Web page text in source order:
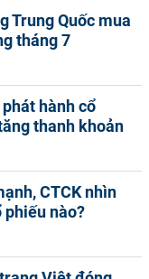
Trung Quốc mua
tháng 7
hành cổ
thanh khoản
CTCK nhìn
phiếu nào?